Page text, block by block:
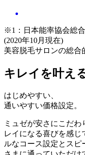
※1：日本能率協会総
(2020年10月現在)
美容脱毛サロンの総合
キレイを叶え
はじめやすい、
通いやすい価格設定。
ミュゼが安さにこだ
レイになる喜びを感
ルなコース設定とス